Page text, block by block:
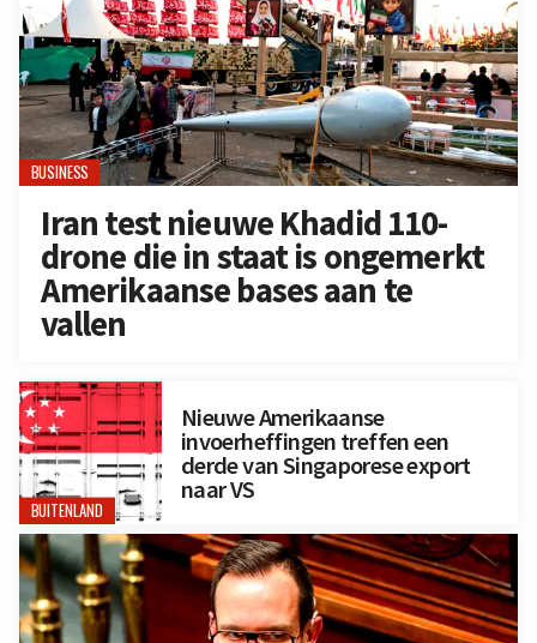
BUSINESS
Iran test nieuwe Khadid 110-
drone die in staat is ongemerkt
Amerikaanse bases aan te
vallen
BUITENLAND
Nieuwe Amerikaanse
invoerheffingen treffen een
derde van Singaporese export
naar VS